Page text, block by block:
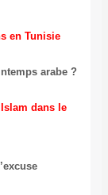
en Tunisie
arabe ?
dans le